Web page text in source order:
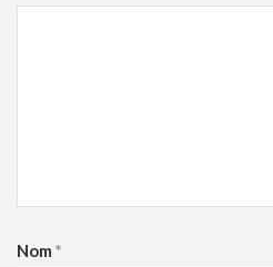
Nom *